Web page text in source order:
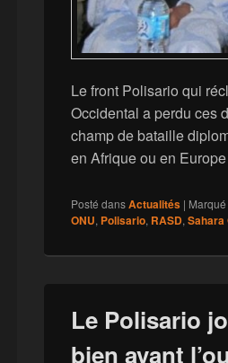
Le front Polisario qui
Occidental a perdu ces
champ de bataille
en Afrique ou en Europe
Posté dansActualités |
ONU, Polisario, RASD, Sahara
Le Polisario
bien avant